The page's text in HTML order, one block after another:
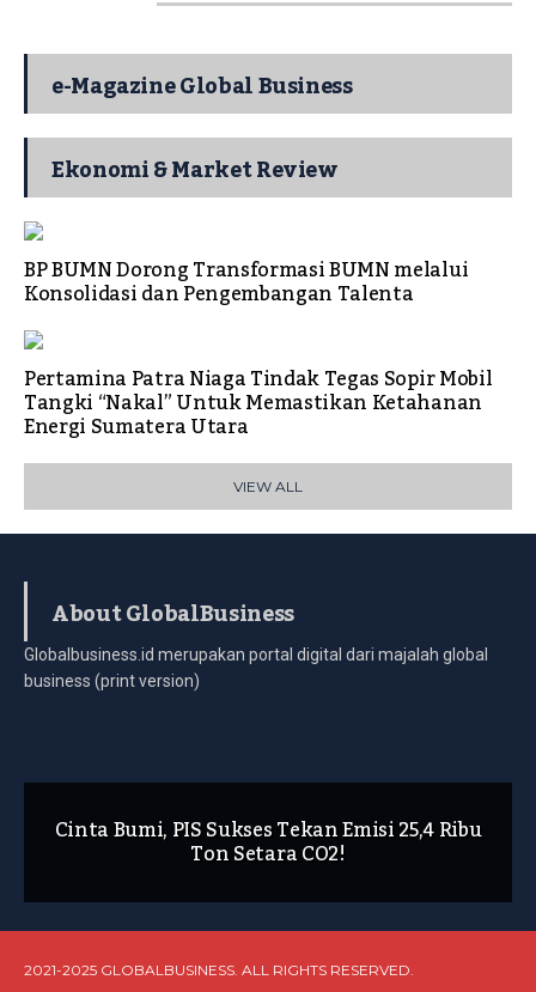
e-Magazine Global Business
Ekonomi & Market Review
BP BUMN Dorong Transformasi BUMN melalui
Konsolidasi dan Pengembangan Talenta
Pertamina Patra Niaga Tindak Tegas Sopir Mobil
Tangki “Nakal” Untuk Memastikan Ketahanan
Energi Sumatera Utara
VIEW ALL
About GlobalBusiness
Globalbusiness.id merupakan portal digital dari majalah global
business (print version)
Cinta Bumi, PIS Sukses Tekan Emisi 25,4 Ribu
Ton Setara CO2!
2021-2025 GLOBALBUSINESS. ALL RIGHTS RESERVED.